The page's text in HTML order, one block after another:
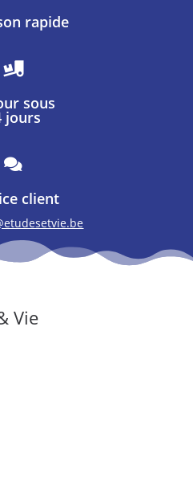
rapide

sous
jours

client
Vie